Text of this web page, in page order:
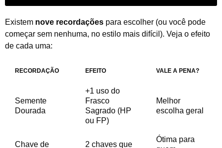
Existem nove recordações para escolher (ou você pode
começar sem nenhuma, no estilo mais difícil). Veja o efeito
de cada uma:
RECORDAÇÃO EFEITO VALE A PENA?
Semente
Dourada
+1 uso do
Frasco
Sagrado (HP
ou FP)
Melhor
escolha geral
Chave de 2 chaves que
Ótima para